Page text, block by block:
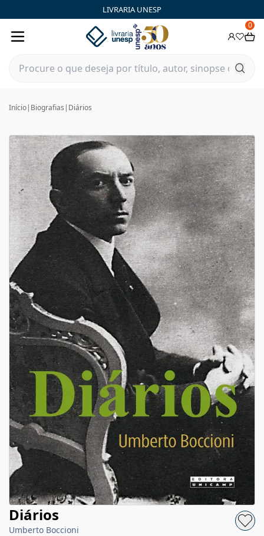
LIVRARIA UNESP
0
Início| Biografias | Diários
Diários
Umberto Boccioni